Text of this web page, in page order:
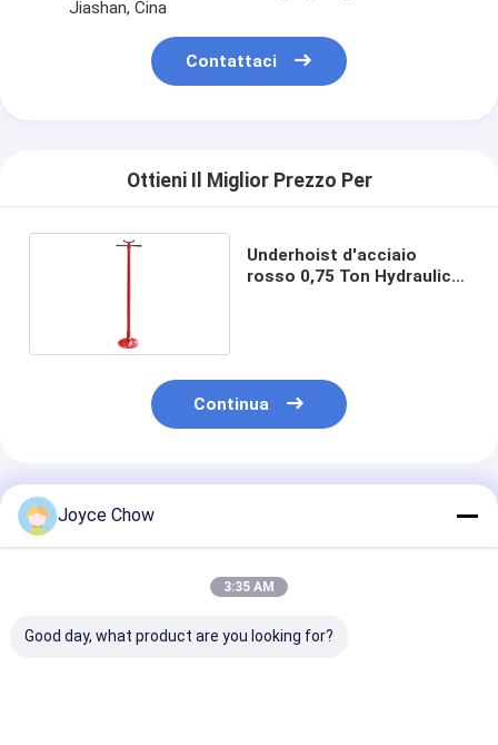
Jiashan, Cina
Contattaci
Ottieni Il Miglior Prezzo Per
Underhoist d'acciaio
rosso 0,75 Ton Hydraulic
Continua
Prodotti Raccomandati
Joyce Chow
3:35 AM
Good day, what product are you looking for?